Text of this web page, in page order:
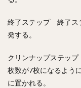
終了ステップ 終了ス
発する。
クリンナップステッ
枚数が7枚になるよう
に置かれる。